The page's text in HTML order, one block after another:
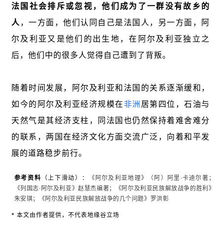
法国社会排斥或忽视，他们成为了一群没有故乡的
人 ，一方面，他们认同自己是法国人，另一方面，阿
尔及利亚又是他们的出生地，在阿尔及利亚独立之
后，他们中的很多人觉得自己遭到了背叛。
随着时间发展，阿尔及利亚和法国的关系逐渐缓和，
如今的阿尔及利亚经济规模在非洲 居第四位，石油与
天然气是其经济支柱，同法国也仍然保持着难舍难分
的联系，两国在经济文化方面交流广泛，向着和平发
展的道路稳步前行。
参考资料 （上下滑动）：
《阿尔及利亚地理》（阿）阿里·卡迪尔著；
《列国志·阿尔及利亚》赵慧杰编著；《阿尔及利亚民族解放战争的胜利》
朱安琪；《阿尔及利亚民族解放战争的几个问题》罗洪彰
* 本文由作者提供，不代表地缘谷立场